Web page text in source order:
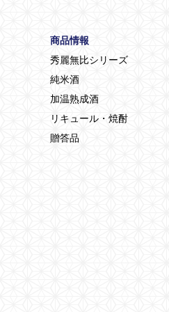
商品情報
秀麗無比シリーズ
純米酒
加温熟成酒
リキュール・焼酎
贈答品